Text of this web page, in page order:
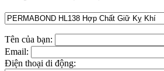
Tên của bạn:
Email:
Điện thoại di động: